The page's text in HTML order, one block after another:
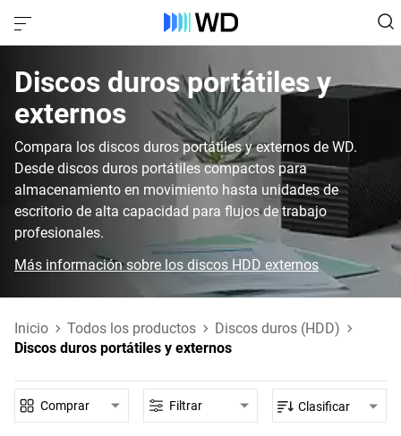
Discos duros portátiles y
externos
Compara los discos duros portátiles y externos de WD.
Desde discos duros portátiles compactos para
almacenamiento en movimiento hasta unidades de
escritorio de alta capacidad para flujos de trabajo
profesionales.
Más información sobre los discos HDD externos
Inicio Todos los productos
Discos duros (HDD)
Discos duros portátiles y externos
Comprar Filtrar Clasificar